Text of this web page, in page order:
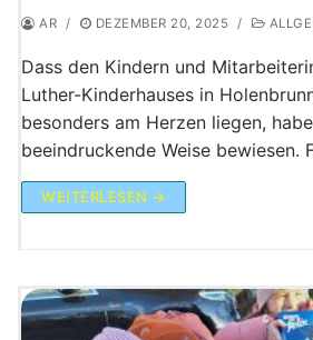
AR / DEZEMBER 20, 2025 /
Dass den Kindern und
Luther-Kinderhauses in
besonders am Herzen liegen,
beeindruckende Weise bewiesen.
WEITERLESEN →